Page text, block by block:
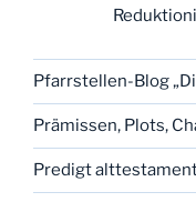
Pfarrstellen-Blog
Prämissen, Plots,
Predigt